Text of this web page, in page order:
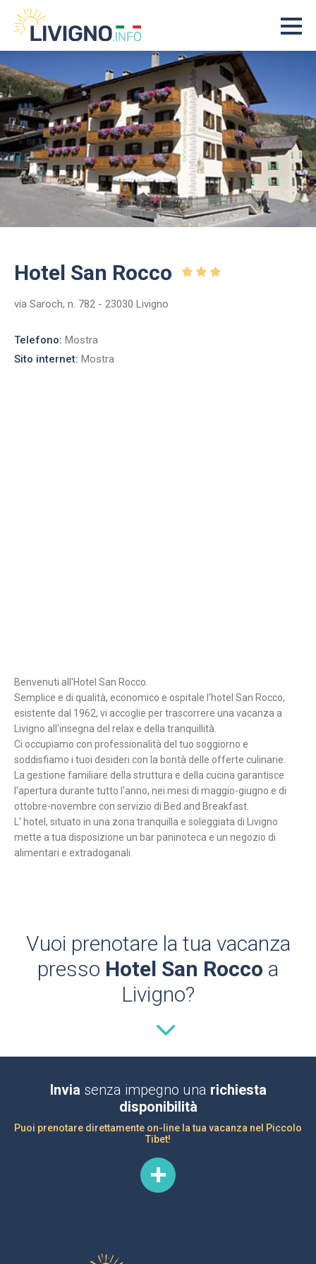
Hotel San Rocco
via Saroch, n. 782 - 23030 Livigno
Telefono: Mostra
Sito internet: Mostra
Benvenuti all'Hotel San Rocco.
Semplice e di qualità, economico e ospitale l'hotel San Rocco,
esistente dal 1962, vi accoglie per trascorrere una vacanza a
Livigno all'insegna del relax e della tranquillità.
Ci occupiamo con professionalità del tuo soggiorno e
soddisfiamo i tuoi desideri con la bontà delle offerte culinarie.
La gestione familiare della struttura e della cucina garantisce
l'apertura durante tutto l'anno, nei mesi di maggio-giugno e di
ottobre-novembre con servizio di Bed and Breakfast.
L' hotel, situato in una zona tranquilla e soleggiata di Livigno
mette a tua disposizione un bar paninoteca e un negozio di
alimentari e extradoganali.
Vuoi prenotare la tua vacanza
presso Hotel San Rocco a
Livigno?
Invia senza impegno una richiesta
disponibilità
Puoi prenotare direttamente on-line la tua vacanza nel Piccolo
Tibet!